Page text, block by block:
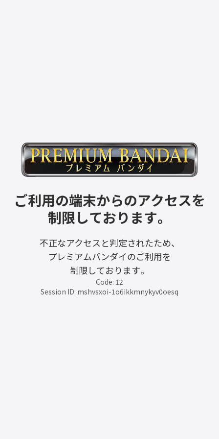
ご利用の端末からのアクセスを
制限しております。
不正なアクセスと判定されたため、
プレミアムバンダイのご利用を
制限しております。
Code: 12
Session ID: mshvsxoi-1o6ikkmnykyv0oesq